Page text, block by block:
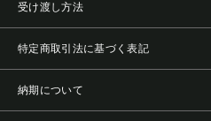
受け渡し方法
特定商取引法に基づく表記
納期について